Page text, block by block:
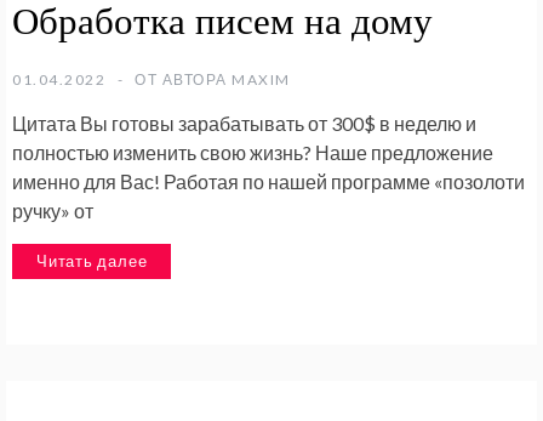
Обработка писем на дому
01.04.2022 ОТ АВТОРА MAXIM
Цитата Вы готовы зарабатывать от 300$ в неделю и
полностью изменить свою жизнь? Наше предложение
именно для Вас! Работая по нашей программе «позолоти
ручку» от
Читать далее